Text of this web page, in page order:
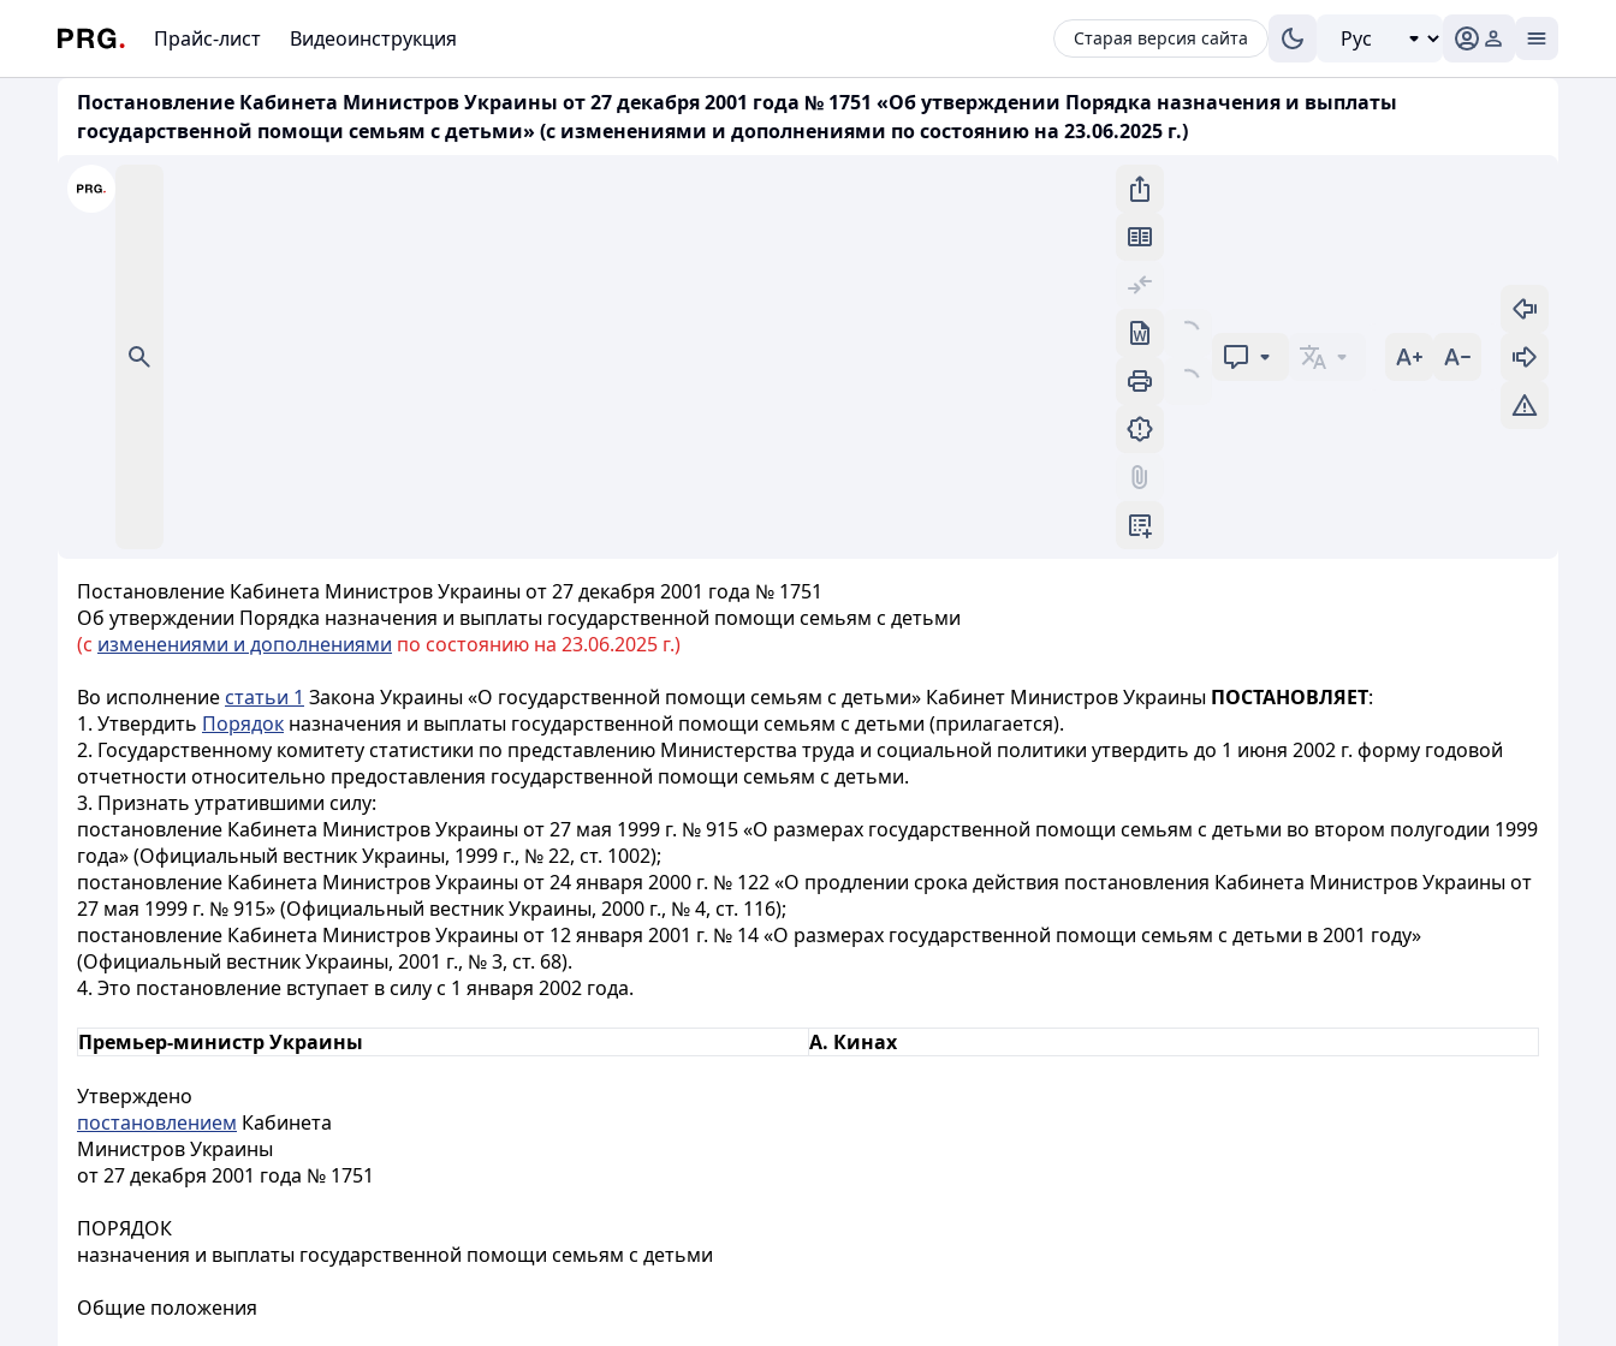
Прайс-лист Видеоинструкция Старая версия сайта
Постановление Кабинета Министров Украины от 27 декабря 2001 года № 1751 «Об утверждении Порядка назначения и выплаты
государственной помощи семьям с детьми» (с изменениями и дополнениями по состоянию на 23.06.2025 г.)
Постановление Кабинета Министров Украины от 27 декабря 2001 года № 1751
Об утверждении Порядка назначения и выплаты государственной помощи семьям с детьми
(с изменениями и дополнениями по состоянию на 23.06.2025 г.)
Во исполнение статьи 1 Закона Украины «О государственной помощи семьям с детьми» Кабинет Министров Украины ПОСТАНОВЛЯЕТ:
1. Утвердить Порядок назначения и выплаты государственной помощи семьям с детьми (прилагается).
2. Государственному комитету статистики по представлению Министерства труда и социальной политики утвердить до 1 июня 2002 г. форму годовой
отчетности относительно предоставления государственной помощи семьям с детьми.
3. Признать утратившими силу:
постановление Кабинета Министров Украины от 27 мая 1999 г. № 915 «О размерах государственной помощи семьям с детьми во втором полугодии 1999
года» (Официальный вестник Украины, 1999 г., № 22, ст. 1002);
постановление Кабинета Министров Украины от 24 января 2000 г. № 122 «О продлении срока действия постановления Кабинета Министров Украины от
27 мая 1999 г. № 915» (Официальный вестник Украины, 2000 г., № 4, ст. 116);
постановление Кабинета Министров Украины от 12 января 2001 г. № 14 «О размерах государственной помощи семьям с детьми в 2001 году»
(Официальный вестник Украины, 2001 г., № 3, ст. 68).
4. Это постановление вступает в силу с 1 января 2002 года.
Премьер-министр Украины А. Кинах
Утверждено
постановлением Кабинета
Министров Украины
от 27 декабря 2001 года № 1751
ПОРЯДОК
назначения и выплаты государственной помощи семьям с детьми
Общие положения